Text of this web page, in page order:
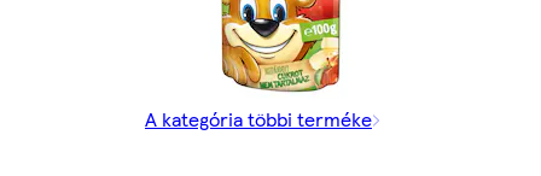
A kategória többi terméke